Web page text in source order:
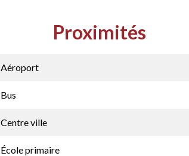
Proximités
Aéroport
Bus
Centre ville
École primaire